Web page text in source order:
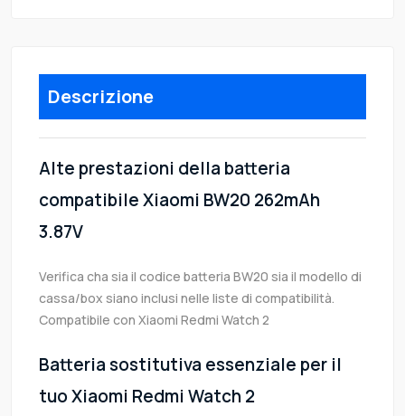
Descrizione
Alte prestazioni della batteria
compatibile Xiaomi BW20 262mAh
3.87V
Verifica cha sia il codice batteria BW20 sia il modello di
cassa/box siano inclusi nelle liste di compatibilità.
Compatibile con Xiaomi Redmi Watch 2
Batteria sostitutiva essenziale per il
tuo Xiaomi Redmi Watch 2